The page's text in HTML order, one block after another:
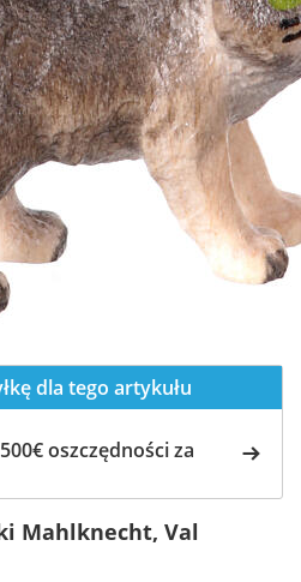
dla tego artykułu
oszczędności za
Mahlknecht, Val